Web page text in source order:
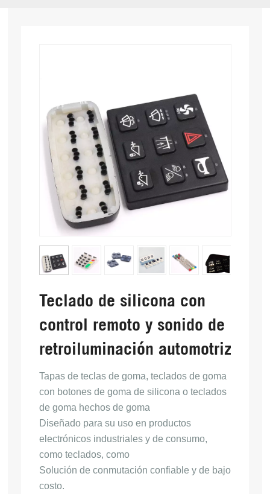
Teclado de silicona con
control remoto y sonido de
retroiluminación automotriz
Tapas de teclas de goma, teclados de goma
con botones de goma de silicona o teclados
de goma hechos de goma
Diseñado para su uso en productos
electrónicos industriales y de consumo,
como teclados, como
Solución de conmutación confiable y de bajo
costo.